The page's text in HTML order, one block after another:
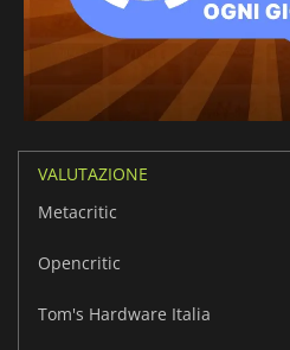
VALUTAZIONE
Metacritic
Opencritic
Tom's Hardware Italia